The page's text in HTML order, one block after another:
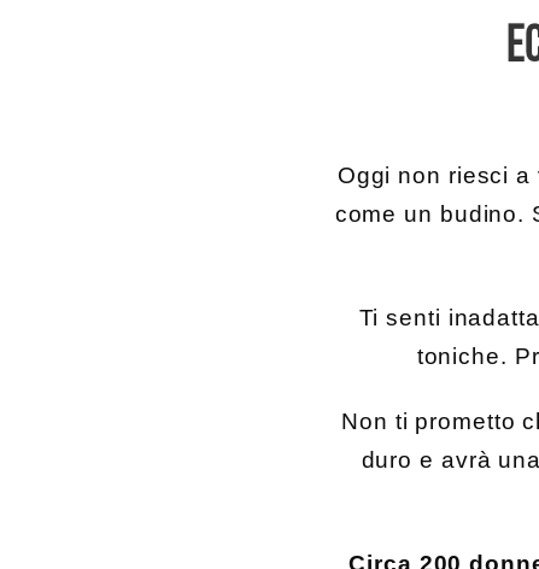
Oggi non riesci
come un budino.
Ti senti
toniche.
Non ti prometto
duro e avrà
Circa 200